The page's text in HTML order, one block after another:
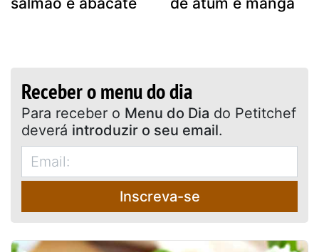
Receber o menu do dia
Para receber o Menu do Dia do Petitchef
deverá introduzir o seu email.
Inscreva-se